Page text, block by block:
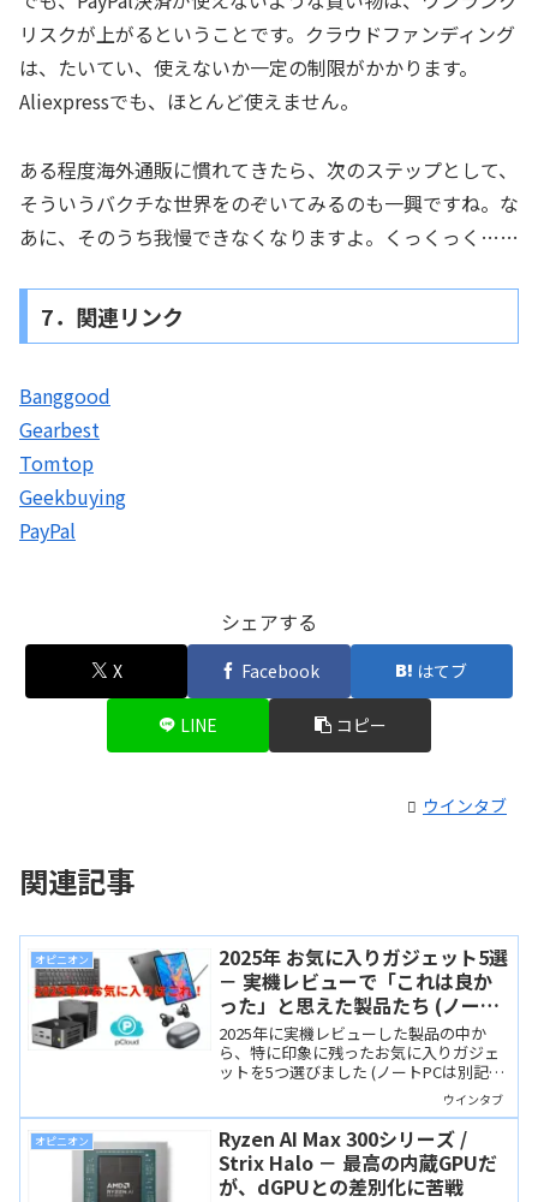
リスクが上がるということです。クラウドファンディング
は、たいてい、使えないか一定の制限がかかります。
Aliexpressでも、ほとんど使えません。
ある程度海外通販に慣れてきたら、次のステップとして、
そういうバクチな世界をのぞいてみるのも一興ですね。な
あに、そのうち我慢できなくなりますよ。くっくっく……
7．関連リンク
Banggood
Gearbest
Tomtop
Geekbuying
PayPal
シェアする
X Facebook はてブ
LINE コピー
ウインタブ
関連記事
オピニオン
2025年 お気に入りガジェット5選
－ 実機レビューで「これは良か
った」と思えた製品たち (ノート
PC以外編)
2025年に実機レビューした製品の中か
ら、特に印象に残ったお気に入りガジェ
ットを5つ選びました (ノートPCは別記事
にて)。どれも私が気に入っただけでな
く、読者のみなさんにおすすめしたい製
品ばかりです。
ウインタブ
オピニオン
Ryzen AI Max 300シリーズ /
Strix Halo － 最高の内蔵GPUだ
が、dGPUとの差別化に苦戦